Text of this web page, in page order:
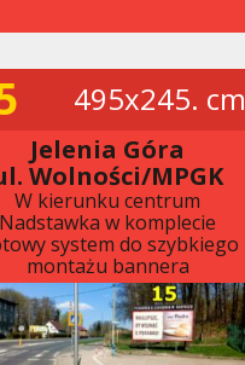
495x245. cm
Jelenia Góra
Wolności/MPGK
W kierunku centrum
Nadstawka w komplecie
system do szybkiego
montażu bannera